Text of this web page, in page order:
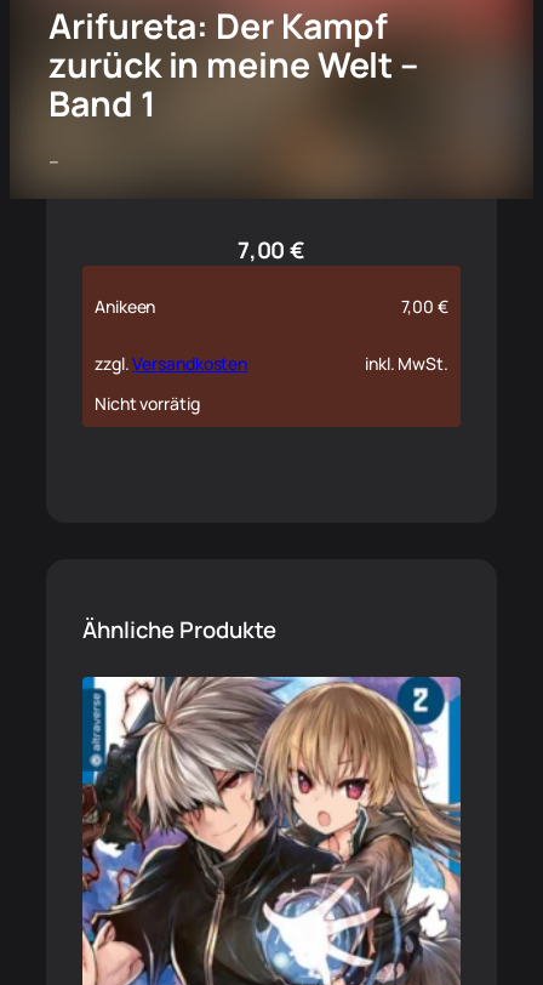
Arifureta: Der Kampf
zurück in meine Welt –
Band 1
–
7,00€
Anikeen 7,00€
zzgl.Versandkosten
inkl. MwSt.
Nicht vorrätig
Ähnliche Produkte